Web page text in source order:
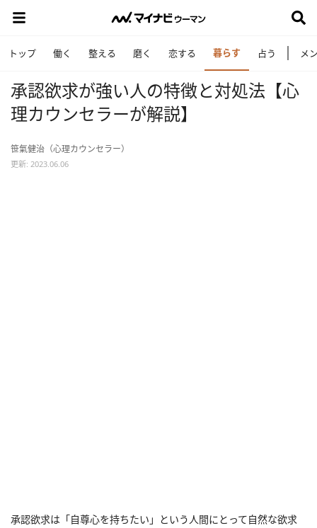
トップ 働く 整える 磨く 恋する 暮らす 占う メ
承認欲求が強い人の特徴と対処法【心
理カウンセラーが解説】
笹氣健治（心理カウンセラー）
更新: 2023.06.06
承認欲求は「自尊心を持ちたい」という人間にとって自然な欲求